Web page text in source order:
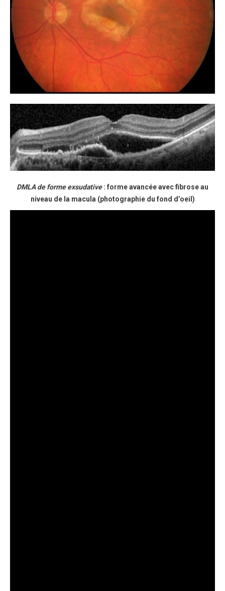
DMLA de forme exsudative: forme avancée avec fibrose au
niveau de la macula (photographie du fond d’oeil)